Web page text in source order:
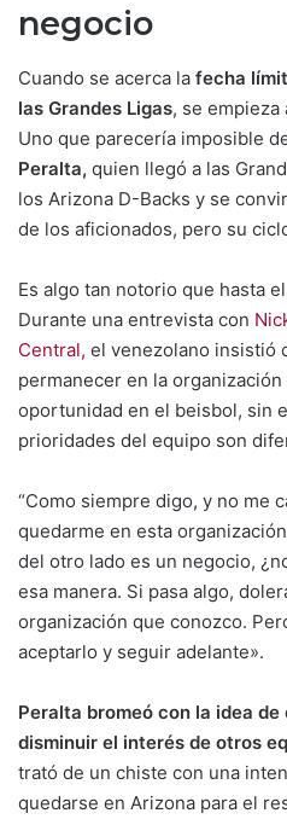
negocio
Cuando se acerca la fecha
las Grandes Ligas, se
Uno que parecería imposible
Peralta, quien llegó a las
los Arizona D-Backs y se
de los aficionados, pero su
Es algo tan notorio que hasta
Durante una entrevista con
Central, el venezolano insistió
permanecer en la
oportunidad en el beisbol, sin
prioridades del equipo son
“Como siempre digo, y no me
quedarme en esta
del otro lado es un negocio,
esa manera. Si pasa algo,
organización que conozco.
aceptarlo y seguir adelante».
Peralta bromeó con la idea
disminuir el interés de otros
trató de un chiste con una
quedarse en Arizona para el